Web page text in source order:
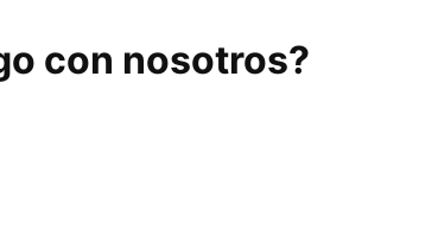
con nosotros?